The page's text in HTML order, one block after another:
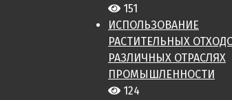
151
ИСПОЛЬЗОВАНИЕ
РАСТИТЕЛЬНЫХ
РАЗЛИЧНЫХ ОТРАСЛЯХ
ПРОМЫШЛЕННОСТИ
124